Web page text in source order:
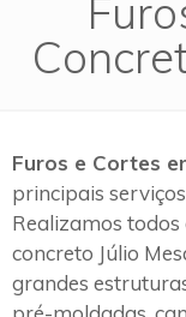
Furos e Cortes
principais
Realizamos
concreto Júlio
grandes